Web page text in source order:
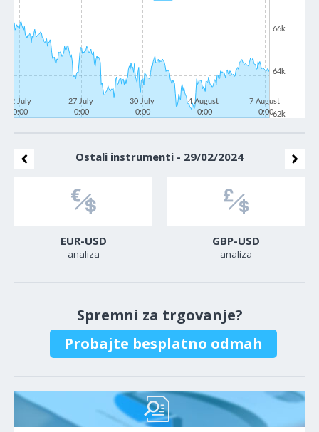
22 July
0:00
27 July
0:00
30 July
0:00
4 August
0:00
7 August
0:0062k
64k
66k
Ostali instrumenti - 29/02/2024
EUR-USD
analiza
GBP-USD
analiza
Spremni za trgovanje?
Probajte besplatno odmah